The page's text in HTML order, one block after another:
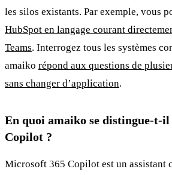
les silos existants. Par exemple, vous
HubSpot en langage courant
Teams. Interrogez tous les systèmes
amaiko répond aux questions de
sans changer d’application.
En quoi amaiko se distingue-t-
Copilot ?
Microsoft 365 Copilot est un assistant